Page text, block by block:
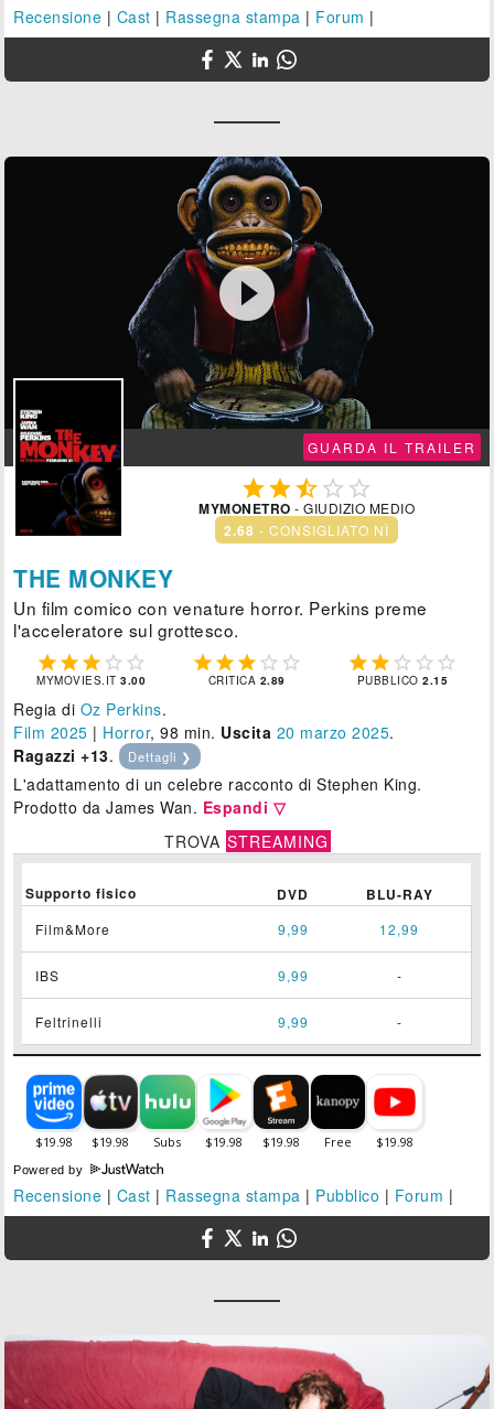
Recensione | Cast | Rassegna stampa | Forum |

GUARDA IL TRAILER
  
MYMONETRO - GIUDIZIO MEDIO
2.68 - CONSIGLIATO NÌ
THE MONKEY
Un film comico con venature horror. Perkins preme
l'acceleratore sul grottesco.
    
MYMOVIES.IT3.00
    
CRITICA 2.89
    
PUBBLICO2.15
Regia di Oz Perkins.
Film 2025 | Horror, 98 min. Uscita 20 marzo 2025.
Ragazzi +13. Dettagli ❯
L'adattamento di un celebre racconto di Stephen King.
Prodotto da James Wan. Espandi ▽
TROVA STREAMING
Supporto fisico DVD BLU-RAY
Film&More 9,99 12,99
IBS 9,99 -
Feltrinelli 9,99 -
Powered by
Recensione | Cast | Rassegna stampa | Pubblico | Forum |